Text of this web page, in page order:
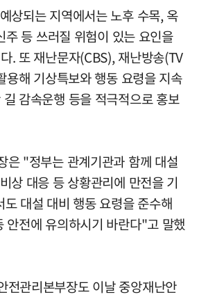
상되는 지역에서는 노후 수목, 옥
주 등 쓰러질 위험이 있는 요인을
. 또 재난문자(CBS), 재난방송(TV
용해 기상특보와 행동 요령을 지속
감속운행 등을 적극적으로 홍보
은 "정부는 관계기관과 함께 대설
상 대응 등 상황관리에 만전을 기
대설 대비 행동 요령을 준수해
안전에 유의하시기 바란다"고 말했
전관리본부장도 이날 중앙재난안